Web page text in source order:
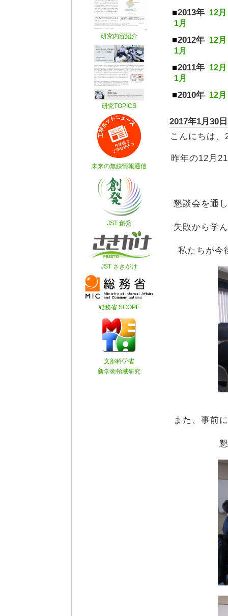
2013年 12月
1月
2012年 12月
1月
2011年 12月
1月
2010年 12月
2017年1
こんにちは
昨年の12月
懇談会を通
失敗から学
私たちが今
また、事前